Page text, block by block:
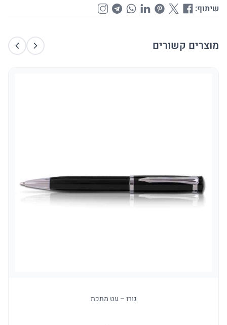
שיתוף:
מוצרים קשורים
גורו – עט מתכת